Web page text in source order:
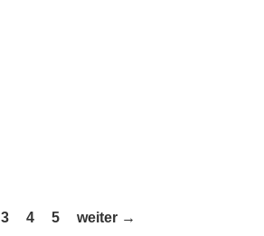
3 4 5 weiter →